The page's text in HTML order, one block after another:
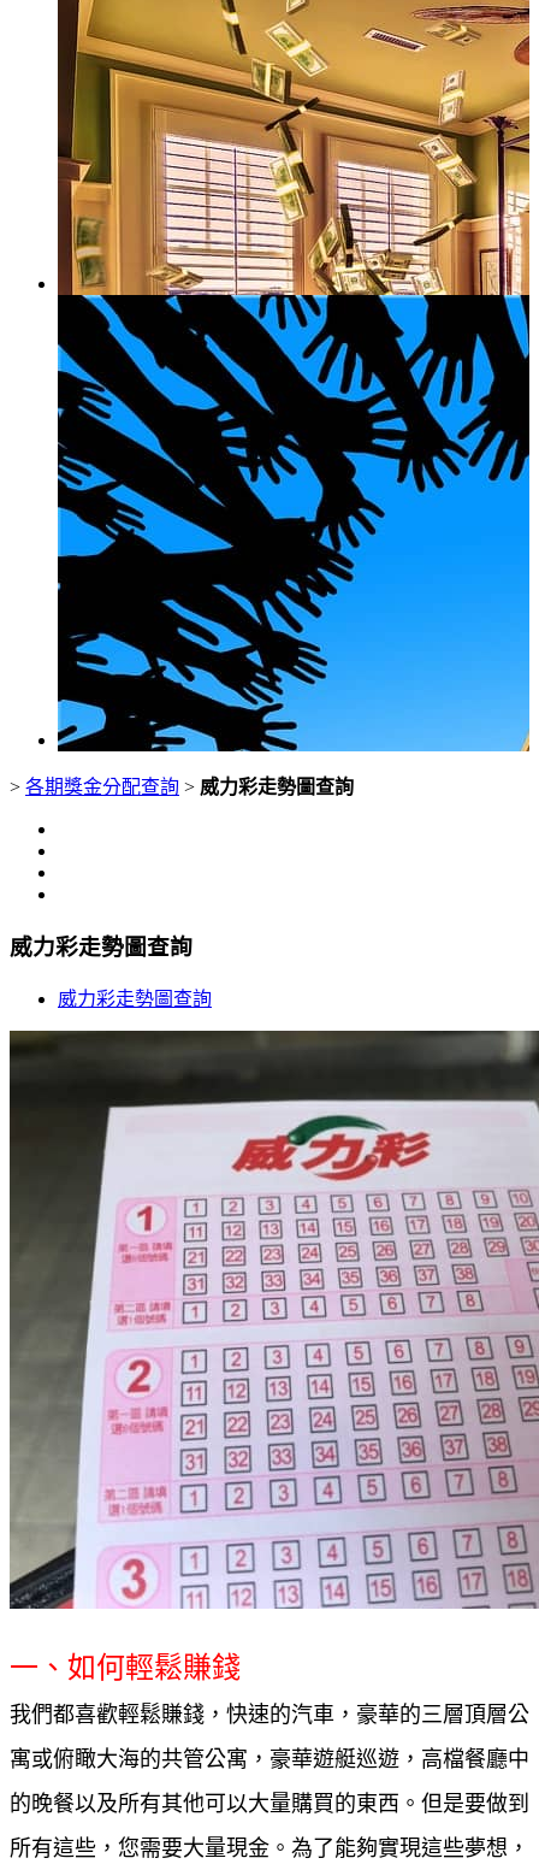
> 各期獎金分配查詢 > 威力彩走勢圖查詢
威力彩走勢圖查詢
威力彩走勢圖查詢
一、如何輕鬆賺錢
我們都喜歡輕鬆賺錢，快速的汽車，豪華的三層頂層公
寓或俯瞰大海的共管公寓，豪華遊艇巡遊，高檔餐廳中
的晚餐以及所有其他可以大量購買的東西。但是要做到
所有這些，您需要大量現金。為了能夠實現這些夢想，